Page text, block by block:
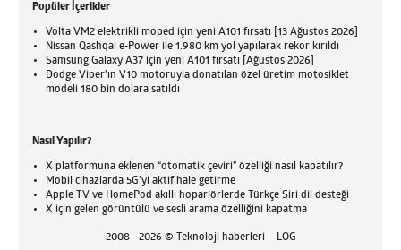
Popüler İçerikler
Volta VM2 elektrikli moped için yeni A101 fırsatı [13 Ağustos 2026]
Nissan Qashqai e-Power ile 1.980 km yol yapılarak rekor kırıldı
Samsung Galaxy A37 için yeni A101 fırsatı [Ağustos 2026]
Dodge Viper'ın V10 motoruyla donatılan özel üretim motosiklet
modeli 180 bin dolara satıldı
Nasıl Yapılır?
X platformuna eklenen “otomatik çeviri” özelliği nasıl kapatılır?
Mobil cihazlarda 5G’yi aktif hale getirme
Apple TV ve HomePod akıllı hoparlörlerde Türkçe Siri dil desteği
X için gelen görüntülü ve sesli arama özelliğini kapatma
2008 - 2026 © Teknoloji haberleri – LOG